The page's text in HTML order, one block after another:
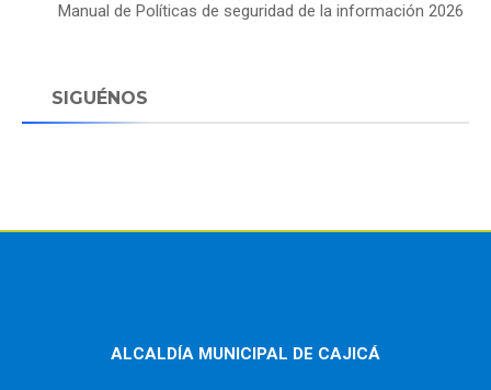
Manual de Políticas de seguridad de la información 2026
SIGUÉNOS
ALCALDÍA MUNICIPAL DE CAJICÁ